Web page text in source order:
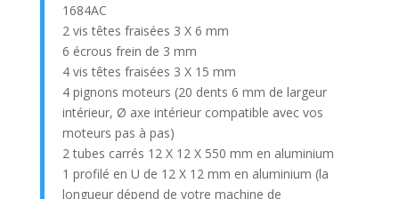
1684AC
2 vis têtes fraisées 3 X 6 mm
6 écrous frein de 3 mm
4 vis têtes fraisées 3 X 15 mm
4 pignons moteurs (20 dents 6 mm de largeur
intérieur, Ø axe intérieur compatible avec vos
moteurs pas à pas)
2 tubes carrés 12 X 12 X 550 mm en aluminium
1 profilé en U de 12 X 12 mm en aluminium (la
longueur dépend de votre machine de